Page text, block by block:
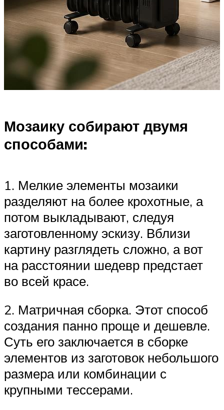
Мозаику собирают двумя
способами:
1. Мелкие элементы мозаики
разделяют на более крохотные, а
потом выкладывают, следуя
заготовленному эскизу. Вблизи
картину разглядеть сложно, а вот
на расстоянии шедевр предстает
во всей красе.
2. Матричная сборка. Этот способ
создания панно проще и дешевле.
Суть его заключается в сборке
элементов из заготовок небольшого
размера или комбинации с
крупными тессерами.